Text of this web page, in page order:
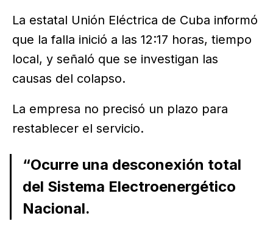
limitaciones económicas…
La estatal Unión Eléctrica de Cuba informó
que la falla inició a las 12:17 horas, tiempo
local, y señaló que se investigan las
causas del colapso.
La empresa no precisó un plazo para
restablecer el servicio.
“Ocurre una desconexión total
del Sistema Electroenergético
Nacional.